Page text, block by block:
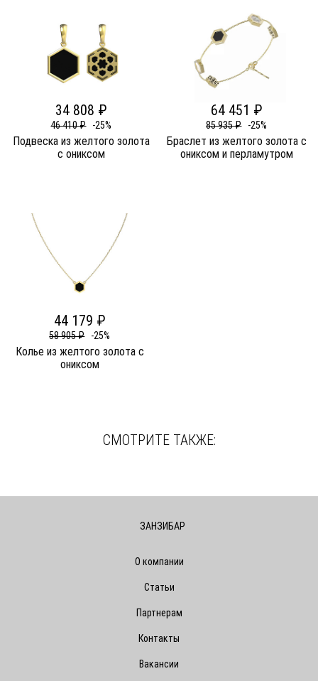
34 808 ₽
46 410 ₽ -25%
Подвеска из желтого золота
c ониксом
64 451 ₽
85 935 ₽ -25%
Браслет из желтого золота c
ониксом и перламутром
44 179 ₽
58 905 ₽ -25%
Колье из желтого золота c
ониксом
СМОТРИТЕ ТАКЖЕ:
ЗАНЗИБАР
О компании
Статьи
Партнерам
Контакты
Вакансии